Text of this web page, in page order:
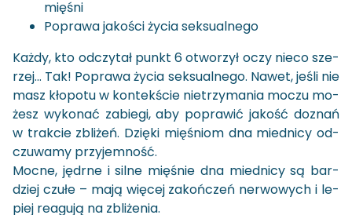
mię­śni
Po­pra­wa ja­ko­ści życia sek­su­al­ne­go
Każdy, kto od­czy­tał punkt 6 otwo­rzył oczy nieco sze­
rzej… Tak! Po­pra­wa życia sek­su­al­ne­go. Nawet, jeśli nie
masz kło­po­tu w kon­tek­ście nie­trzy­ma­nia moczu mo­
żesz wy­ko­nać za­bie­gi, aby po­pra­wić ja­kość do­znań
w trak­cie zbli­żeń. Dzię­ki mię­śniom dna mied­ni­cy od­
czu­wa­my przy­jem­ność.
Mocne, jędr­ne i silne mię­śnie dna mied­ni­cy są bar­
dziej czułe – mają wię­cej za­koń­czeń ner­wo­wych i le­
piej re­agu­ją na zbli­że­nia.